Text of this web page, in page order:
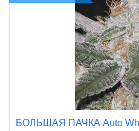
БОЛЬШАЯ ПАЧКА Auto